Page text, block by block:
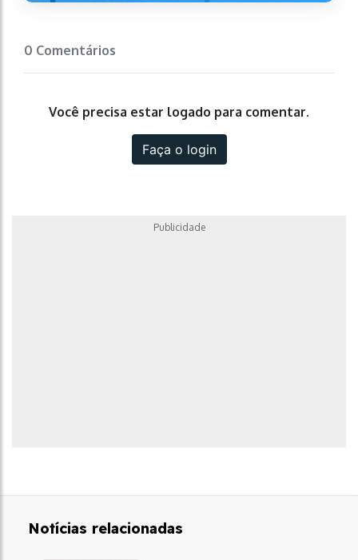
0 Comentários
Você precisa estar logado para comentar.
Faça o login
Publicidade
Notícias relacionadas